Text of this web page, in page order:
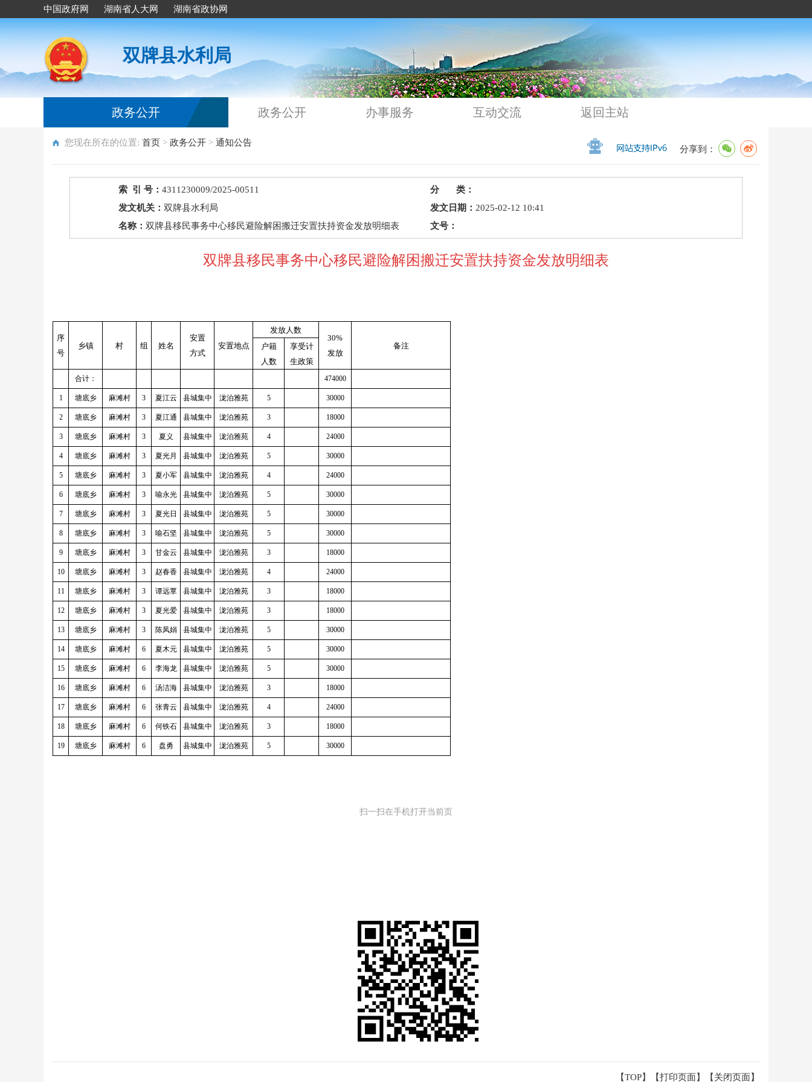
中国政府网 湖南省人大网 湖南省政协网
双牌县水利局
政务公开 政务公开 办事服务 互动交流 返回主站
您现在所在的位置: 首页 > 政务公开 > 通知公告
分享到：
索 引 号：4311230009/2025-00511
分 类：
发文机关：双牌县水利局 发文日期： 2025-02-12 10:41
名称：双牌县移民事务中心移民避险解困搬迁安置扶持资金发放明细表 文号：
双牌县移民事务中心移民避险解困搬迁安置扶持资金发放明细表
序
号
乡镇 村 组 姓名
安置
方式
安置地点
发放人数
30%
发放
备注
户籍
人数
享受计
生政策
合计： 474000
1 塘底乡 麻滩村 3 夏江云 县城集中 泷泊雅苑 5 30000
2 塘底乡 麻滩村 3 夏江通 县城集中 泷泊雅苑 3 18000
3 塘底乡 麻滩村 3 夏义 县城集中 泷泊雅苑 4 24000
4 塘底乡 麻滩村 3 夏光月 县城集中 泷泊雅苑 5 30000
5 塘底乡 麻滩村 3 夏小军 县城集中 泷泊雅苑 4 24000
6 塘底乡 麻滩村 3 喻永光 县城集中 泷泊雅苑 5 30000
7 塘底乡 麻滩村 3 夏光日 县城集中 泷泊雅苑 5 30000
8 塘底乡 麻滩村 3 喻石坚 县城集中 泷泊雅苑 5 30000
9 塘底乡 麻滩村 3 甘金云 县城集中 泷泊雅苑 3 18000
10 塘底乡 麻滩村 3 赵春香 县城集中 泷泊雅苑 4 24000
11 塘底乡 麻滩村 3 谭远覃 县城集中 泷泊雅苑 3 18000
12 塘底乡 麻滩村 3 夏光爱 县城集中 泷泊雅苑 3 18000
13 塘底乡 麻滩村 3 陈凤娟 县城集中 泷泊雅苑 5 30000
14 塘底乡 麻滩村 6 夏木元 县城集中 泷泊雅苑 5 30000
15 塘底乡 麻滩村 6 李海龙 县城集中 泷泊雅苑 5 30000
16 塘底乡 麻滩村 6 汤洁海 县城集中 泷泊雅苑 3 18000
17 塘底乡 麻滩村 6 张青云 县城集中 泷泊雅苑 4 24000
18 塘底乡 麻滩村 6 何铁石 县城集中 泷泊雅苑 3 18000
19 塘底乡 麻滩村 6 盘勇 县城集中 泷泊雅苑 5 30000
扫一扫在手机打开当前页
【TOP】 【打印页面 】【 关闭页面 】